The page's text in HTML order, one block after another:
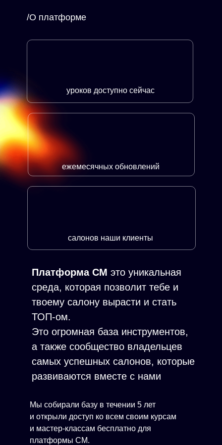
/О платформе
уроков доступно сейчас
Платформа СМ это уникальная
среда, которая позволит тебе и
твоему салону вырасти и стать
ТОП-ом.
Это огромная база инструментов,
а также сообщество владельцев
самых успешных салонов, которые
развиваются вместе с нами
Мы собирали базу в течении 5 лет
и открыли доступ ко всем своим курсам
и мастер-классам бесплатно для
платформы СМ.
салонов наши клиенты
ежемесячных обновлений